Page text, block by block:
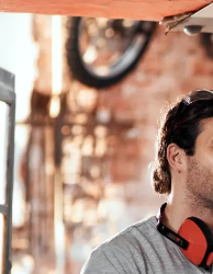
Hvorfor bli medlem
Hvem kan bli medlem
Hva koster det
Bli medlem
Verv en kollega
Medlemsfordeler